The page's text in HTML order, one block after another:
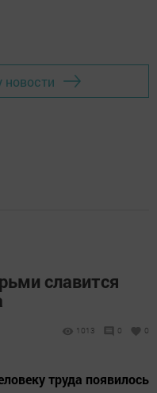
новости
славится
1013 0 0
труда появилось